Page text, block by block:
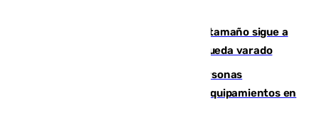
Susto en Marbella: un atún de gran tamaño sigue a
un bañista hasta la orilla de la playa y queda varado
Emvisesa refuerza la atención a personas
vulnerables con cesión de viviendas y equipamientos en